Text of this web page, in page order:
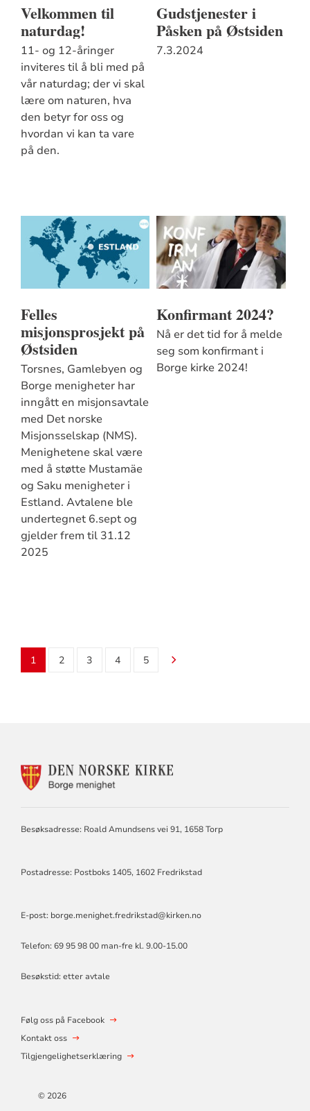
Velkommen til
naturdag!
11- og 12-åringer
inviteres til å bli med på
vår naturdag; der vi skal
lære om naturen, hva
den betyr for oss og
hvordan vi kan ta vare
på den.
Gudstjenester i
Påsken på Østsiden
7.3.2024
Felles
misjonsprosjekt på
Østsiden
Torsnes, Gamlebyen og
Borge menigheter har
inngått en misjonsavtale
med Det norske
Misjonsselskap (NMS).
Menighetene skal være
med å støtte Mustamäe
og Saku menigheter i
Estland. Avtalene ble
undertegnet 6.sept og
gjelder frem til 31.12
2025
Konfirmant 2024?
Nå er det tid for å melde
seg som konfirmant i
Borge kirke 2024!
1 2 3 4 5
KONTAKTINFORMASJON
Besøksadresse: Roald Amundsens vei 91, 1658 Torp
Postadresse: Postboks 1405, 1602 Fredrikstad
E-post: borge.menighet.fredrikstad@kirken.no
Telefon: 69 95 98 00 man-fre kl. 9.00-15.00
Besøkstid: etter avtale
Følg oss på Facebook
Kontakt oss
Tilgjengelighetserklæring
© 2026